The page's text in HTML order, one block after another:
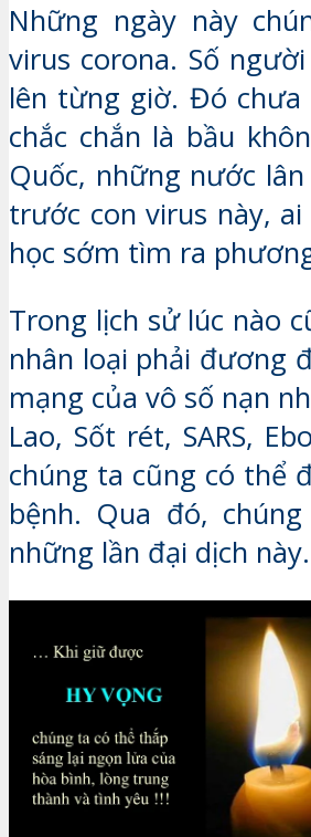
Những ngày này
virus corona. Số
lên từng giờ. Đó
chắc chắn là bầu
Quốc, những nước
trước con virus này,
học sớm tìm ra
Trong lịch sử lúc nào
nhân loại phải đương
mạng của vô số nạn
Lao, Sốt rét, SARS,
chúng ta cũng có thể
bệnh. Qua đó,
những lần đại dịch này.